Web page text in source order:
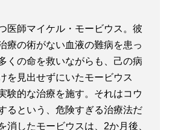
医師マイケル・モービウス。彼
療の術がない血液の難病を患っ
くの命を救いながらも、己の病
を見出せずにいたモービウス
験的な治療を施す。それはコウ
るという、危険すぎる治療法だ
消したモービウスは、2か月後、